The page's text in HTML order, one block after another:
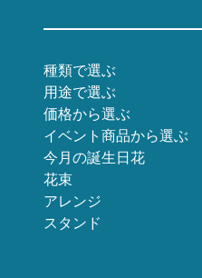
種類で選ぶ
用途で選ぶ
価格から選ぶ
イベント商品から選ぶ
今月の誕生日花
花束
アレンジ
スタンド